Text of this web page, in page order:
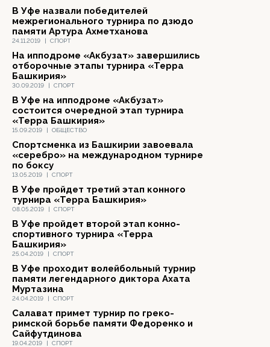
24.11.2019 | СПОРТ
В Уфе назвали победителей
межрегионального турнира по дзюдо
памяти Артура Ахметханова
30.09.2019 | СПОРТ
На ипподроме «Акбузат» завершились
отборочные этапы турнира «Терра
Башкирия»
15.09.2019 | ОБЩЕСТВО
В Уфе на ипподроме «Акбузат»
состоится очередной этап турнира
«Терра Башкирия»
13.05.2019 | СПОРТ
Спортсменка из Башкирии завоевала
«серебро» на международном турнире
по боксу
08.05.2019 | СПОРТ
В Уфе пройдет третий этап конного
турнира «Терра Башкирия»
25.04.2019 | СПОРТ
В Уфе пройдет второй этап конно-
спортивного турнира «Терра
Башкирия»
24.04.2019 | СПОРТ
В Уфе проходит волейбольный турнир
памяти легендарного диктора Ахата
Муртазина
19.04.2019 | СПОРТ
Салават примет турнир по греко-
римской борьбе памяти Федоренко и
Сайфутдинова